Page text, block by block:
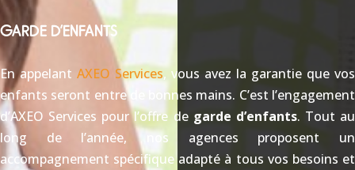
GARDE D’ENFANTS
En appelant AXEO Services, vous avez la garantie que vos
enfants seront entre de bonnes mains. C’est l’engagement
d’AXEO Services pour l’offre de garde d’enfants. Tout au
long de l’année, nos agences proposent un
accompagnement spécifique adapté à tous vos besoins et